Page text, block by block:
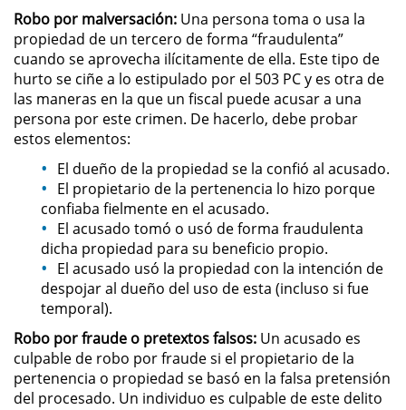
Robo de Identidad
Delitos De Drogas
Conducir Bajo la Influencia de
Fabricación de Drogas
Leyes sobre Marihuana en
California
Posesión de Marihuana
Posesión de Sustancias
Controladas
Proposición 36
Robo por malversación: Una persona toma o usa la
propiedad de un tercero de forma “fraudulenta”
cuando se aprovecha ilícitamente de ella. Este tipo de
hurto se ciñe a lo estipulado por el 503 PC y es otra de
las maneras en la que un fiscal puede acusar a una
persona por este crimen. De hacerlo, debe probar
estos elementos:
El dueño de la propiedad se la confió al acusado.
El propietario de la pertenencia lo hizo porque
confiaba fielmente en el acusado.
El acusado tomó o usó de forma fraudulenta
dicha propiedad para su beneficio propio.
El acusado usó la propiedad con la intención de
despojar al dueño del uso de esta (incluso si fue
temporal).
Robo por fraude o pretextos falsos: Un acusado es
culpable de robo por fraude si el propietario de la
pertenencia o propiedad se basó en la falsa pretensión
del procesado. Un individuo es culpable de este delito